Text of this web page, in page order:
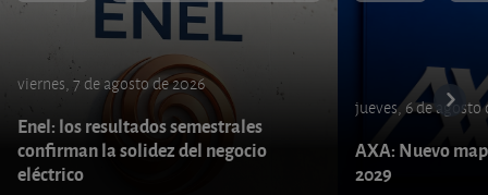
viernes, 7 de agosto de 2026
Enel: los resultados semestrales
confirman la solidez del negocio
eléctrico
jueves, 6 de agosto
AXA: Nuevo
2029